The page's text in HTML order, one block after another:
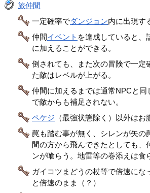
旅仲間
一定確率でダンジョン内に出現す
仲間イベント を達成していると、
に加えることができる。
倒されても、また次の冒険で一定
た敵はレベルが上がる。
仲間に加えるまでは通常NPCと同
で敵からも補足されない。
ペケジ （最強状態除く）以外はお
罠も踏む事が無く、シレンが矢の
間の方から飛んできたとしても、
ンが喰らう。地雷等の巻添えは食
ガイコツまどうの杖等で倍速にな
と倍速のまま（？）